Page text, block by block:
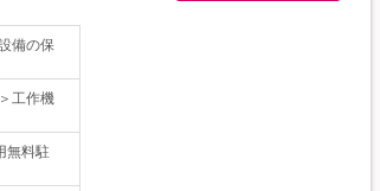
備の保
工作機
無料駐